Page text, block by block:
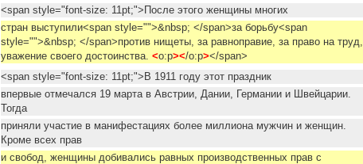
<span style="font-size: 11pt;">После этого женщины многих
стран выступили<span style="">&nbsp; </span>за борьбу<span
style="">&nbsp; </span>против нищеты, за равноправие, за право на труд,
уважение своего достоинства. <o:p></o:p></span>
<span style="font-size: 11pt;">В 1911 году этот праздник
впервые отмечался 19 марта в Австрии, Дании, Германии и Швейцарии.
Тогда
приняли участие в манифестациях более миллиона мужчин и женщин.
Кроме всех прав
и свобод, женщины добивались равных производственных прав с